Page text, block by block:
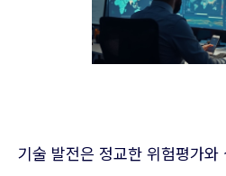
기술 발전은 정교한 위험평가와